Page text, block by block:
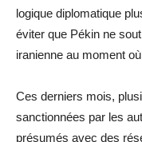
logique diplomatique
éviter que Pékin ne
iranienne au moment
Ces derniers mois,
sanctionnées par les
présumés avec des